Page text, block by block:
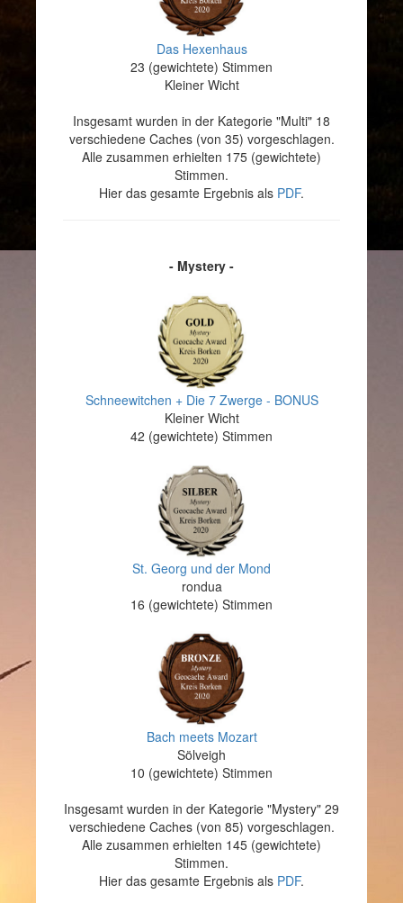
Das Hexenhaus
23 (gewichtete) Stimmen
Kleiner Wicht
Insgesamt wurden in der Kategorie "Multi" 18
verschiedene Caches (von 35) vorgeschlagen.
Alle zusammen erhielten 175 (gewichtete)
Stimmen.
Hier das gesamte Ergebnis als PDF.
- Mystery -
Schneewitchen + Die 7 Zwerge - BONUS
Kleiner Wicht
42 (gewichtete) Stimmen
St. Georg und der Mond
rondua
16 (gewichtete) Stimmen
Bach meets Mozart
Sölveigh
10 (gewichtete) Stimmen
Insgesamt wurden in der Kategorie "Mystery" 29
verschiedene Caches (von 85) vorgeschlagen.
Alle zusammen erhielten 145 (gewichtete)
Stimmen.
Hier das gesamte Ergebnis als PDF.